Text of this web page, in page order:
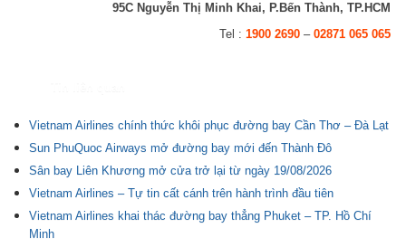
95C Nguyễn Thị Minh Khai, P.Bến Thành, TP.HCM
Tel : 1900 2690– 02871 065 065
Vietnam Airlines chính thức khôi phục đường bay Cần Thơ – Đà Lạt
Sun PhuQuoc Airways mở đường bay mới đến Thành Đô
Sân bay Liên Khương mở cửa trở lại từ ngày 19/08/2026
Vietnam Airlines – Tự tin cất cánh trên hành trình đầu tiên
Vietnam Airlines khai thác đường bay thẳng Phuket – TP. Hồ Chí
Minh